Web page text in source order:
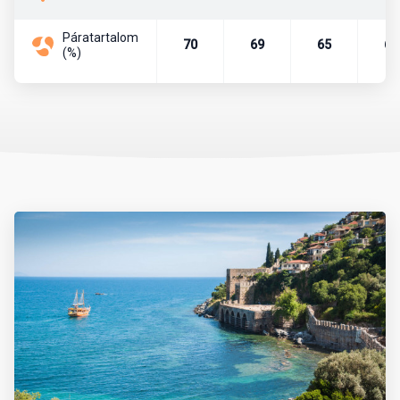
Pénznem, pénzváltás
Célszerű eurót vagy dollárt még Magyarországról magunkkal
vinni és azt a helyszínen átváltani, de csak hivatalos beváltó
helyeken, azaz hivatalos devizaváltóknál, illetve bankokban.
Nagyvárosokban és a tengerpartokon, népszerű üdülőhelyeken,
turistaközpontokban szinte mindenhol elfogadnak eurót is.
Készpénzt a devizaváltóknál célszerű váltani, mivel ott
kedvezőbb az árfolyam, mint a bankoknál. A bankok délelőtt 9 és
12 óra, délután pedig 13 és 17 óra között tartanak nyitva. A
bevásárlóközpontokban hosszabb nyitvatartással lehet számolni.
Páratartalom
(%)
70 69 65 67